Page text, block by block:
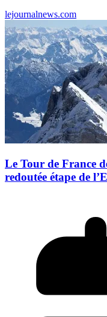
lejournalnews.com
Le Tour de France
redoutée étape de